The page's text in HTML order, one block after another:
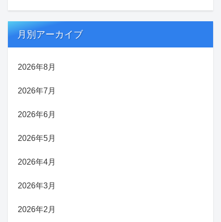
月別アーカイブ
2026年8月
2026年7月
2026年6月
2026年5月
2026年4月
2026年3月
2026年2月